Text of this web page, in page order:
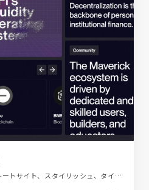
オンラインサービス、コーポレートサイト、スタイリッシュ、タイポグラフィー、フラットデザイン、ブラック系